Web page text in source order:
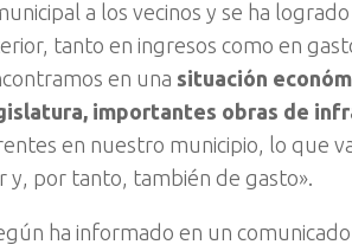
a los vecinos y se ha
tanto en ingresos como en
en una situación
importantes obras de
en nuestro municipio, lo que
y, por tanto, también de gasto».
ha informado en un